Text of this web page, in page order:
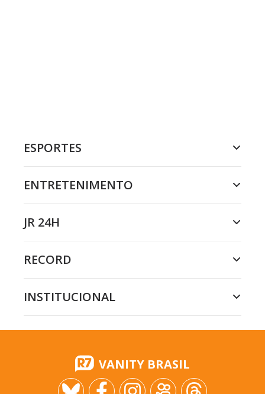
ESPORTES
ENTRETENIMENTO
JR 24H
RECORD
INSTITUCIONAL
VANITY BRASIL